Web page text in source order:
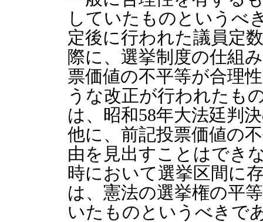
していたものというべ
定後に行われた議員定
際に、選挙制度の仕組
票価値の不平等が合理
うな改正が行われたも
は、昭和58年大法廷判
他に、前記投票価値の
由を見出すことはでき
時において選挙区間に
は、憲法の選挙権の平
いたものというべきで